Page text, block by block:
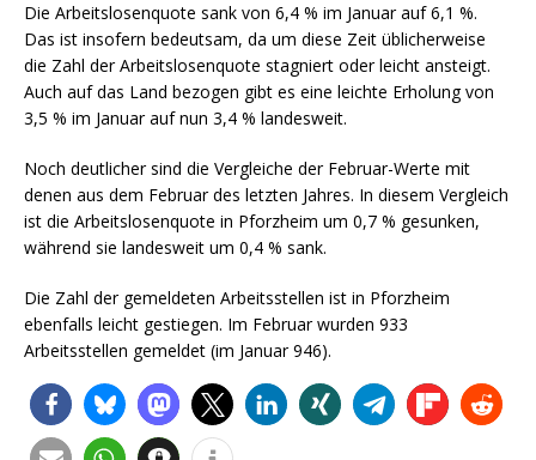
Die Arbeitslosenquote sank von 6,4 % im Januar auf 6,1 %.
Das ist insofern bedeutsam, da um diese Zeit üblicherweise
die Zahl der Arbeitslosenquote stagniert oder leicht ansteigt.
Auch auf das Land bezogen gibt es eine leichte Erholung von
3,5 % im Januar auf nun 3,4 % landesweit.
Noch deutlicher sind die Vergleiche der Februar-Werte mit
denen aus dem Februar des letzten Jahres. In diesem Vergleich
ist die Arbeitslosenquote in Pforzheim um 0,7 % gesunken,
während sie landesweit um 0,4 % sank.
Die Zahl der gemeldeten Arbeitsstellen ist in Pforzheim
ebenfalls leicht gestiegen. Im Februar wurden 933
Arbeitsstellen gemeldet (im Januar 946).